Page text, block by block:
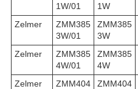
1W/01
1W
Zelmer
ZMM385
3W/01
ZMM385
3W
Zelmer
ZMM385
4W/01
ZMM385
4W
Zelmer
ZMM404
ZMM404